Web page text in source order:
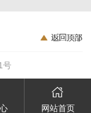
号
网站首页